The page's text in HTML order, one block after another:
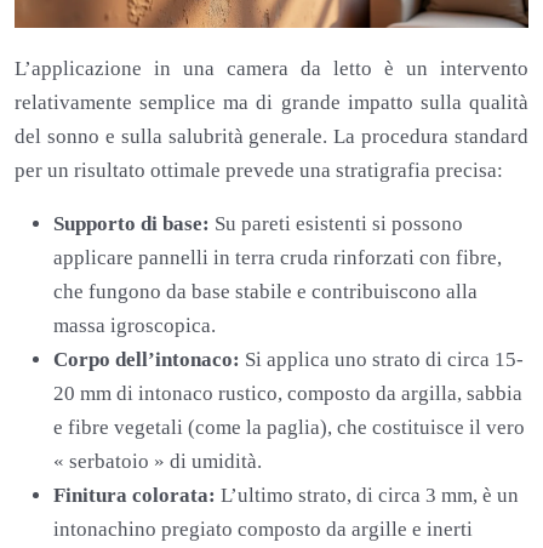
L’applicazione in una camera da letto è un intervento
relativamente semplice ma di grande impatto sulla qualità
del sonno e sulla salubrità generale. La procedura standard
per un risultato ottimale prevede una stratigrafia precisa:
Supporto di base: Su pareti esistenti si possono
applicare pannelli in terra cruda rinforzati con fibre,
che fungono da base stabile e contribuiscono alla
massa igroscopica.
Corpo dell’intonaco: Si applica uno strato di circa 15-
20 mm di intonaco rustico, composto da argilla, sabbia
e fibre vegetali (come la paglia), che costituisce il vero
« serbatoio » di umidità.
Finitura colorata: L’ultimo strato, di circa 3 mm, è un
intonachino pregiato composto da argille e inerti